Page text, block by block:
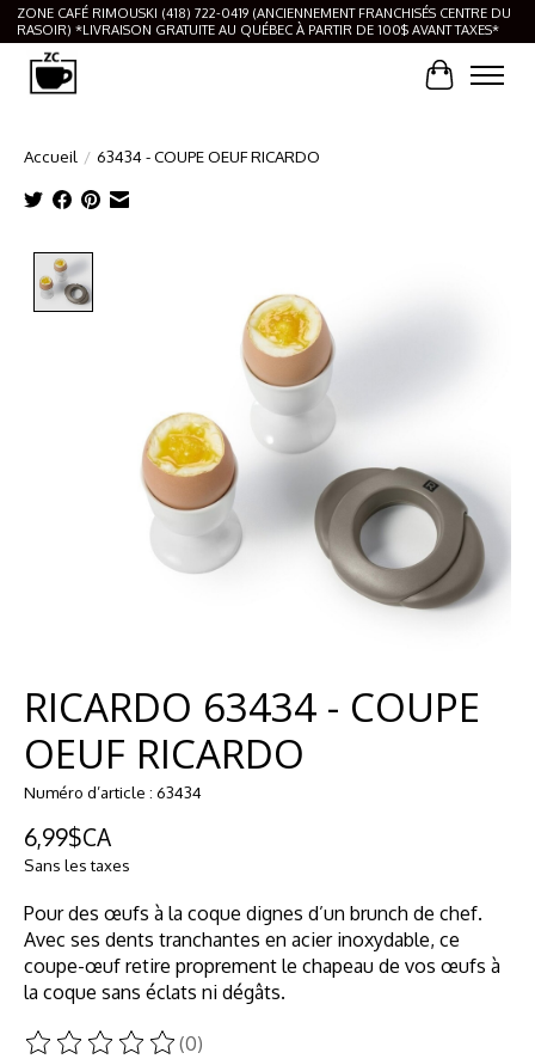
ZONE CAFÉ RIMOUSKI (418) 722-0419 (ANCIENNEMENT FRANCHISÉS CENTRE DU
RASOIR) *LIVRAISON GRATUITE AU QUÉBEC À PARTIR DE 100$ AVANT TAXES*
Panier
Accueil / 63434 - COUPE OEUF RICARDO
RICARDO 63434 - COUPE
OEUF RICARDO
Numéro d’article : 63434
6,99$CA
Sans les taxes
Pour des œufs à la coque dignes d’un brunch de chef.
Avec ses dents tranchantes en acier inoxydable, ce
coupe-œuf retire proprement le chapeau de vos œufs à
la coque sans éclats ni dégâts.
(0)